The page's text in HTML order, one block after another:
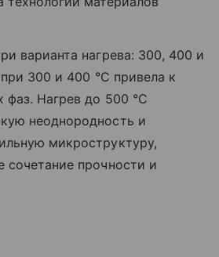
варианта нагрева: 300, 400 и
300 и 400 °C привела к
фаз. Нагрев до 500 °C
неоднородность и
микроструктуру,
сочетание прочности и